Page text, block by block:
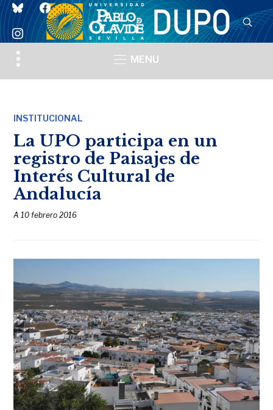
blueskyfacebook
instagram
Toggle
sidebar
MENU
INSTITUCIONAL
La UPO participa en un
registro de Paisajes de
Interés Cultural de
Andalucía
A10 febrero 2016